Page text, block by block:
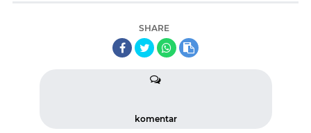
SHARE
komentar